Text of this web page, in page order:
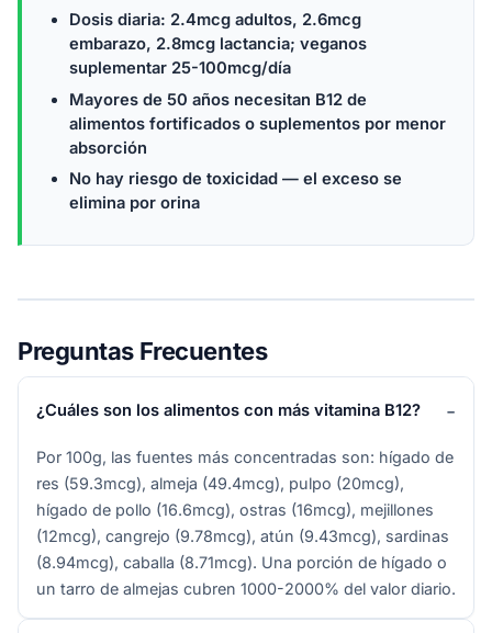
Dosis diaria: 2.4mcg adultos, 2.6mcg
embarazo, 2.8mcg lactancia; veganos
suplementar 25-100mcg/día
Mayores de 50 años necesitan B12 de
alimentos fortificados o suplementos por menor
absorción
No hay riesgo de toxicidad — el exceso se
elimina por orina
Preguntas Frecuentes
¿Cuáles son los alimentos con más vitamina B12?
Por 100g, las fuentes más concentradas son: hígado de
res (59.3mcg), almeja (49.4mcg), pulpo (20mcg),
hígado de pollo (16.6mcg), ostras (16mcg), mejillones
(12mcg), cangrejo (9.78mcg), atún (9.43mcg), sardinas
(8.94mcg), caballa (8.71mcg). Una porción de hígado o
un tarro de almejas cubren 1000-2000% del valor diario.